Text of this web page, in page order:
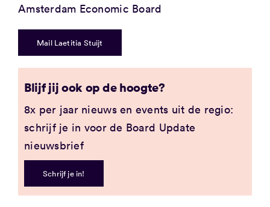
Amsterdam Economic Board
Mail Laetitia Stuijt
Blijf jij ook op de hoogte?
8x per jaar nieuws en events uit de regio:
schrijf je in voor de Board Update
nieuwsbrief
Schrijf je in!